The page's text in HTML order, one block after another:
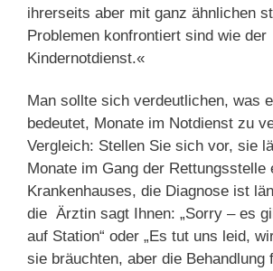
ihrerseits aber mit ganz ähnlichen
Problemen konfrontiert sind wie der
Kindernotdienst.«
Man sollte sich verdeutlichen, was
bedeutet, Monate im Notdienst zu
Vergleich: Stellen Sie sich vor, sie
Monate im Gang der Rettungsstelle
Krankenhauses, die Diagnose ist
die Ärztin sagt Ihnen: „Sorry – es
auf Station“ oder „Es tut uns leid,
sie bräuchten, aber die Behandlung